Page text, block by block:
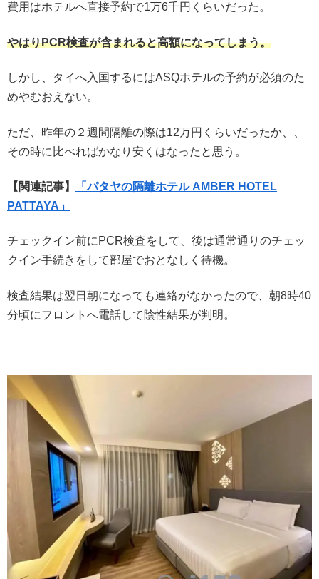
費用はホテルへ直接予約で1万6千円くらいだった。
やはりPCR検査が含まれると高額になってしまう。
しかし、タイへ入国するにはASQホテルの予約が必須のた
めやむおえない。
ただ、昨年の２週間隔離の際は12万円くらいだったか、、
その時に比べればかなり安くはなったと思う。
【関連記事】
「パタヤの隔離ホテル AMBER HOTEL
PATTAYA」
チェックイン前にPCR検査をして、後は通常通りのチェッ
クイン手続きをして部屋でおとなしく待機。
検査結果は翌日朝になっても連絡がなかったので、朝8時40
分頃にフロントへ電話して陰性結果が判明。